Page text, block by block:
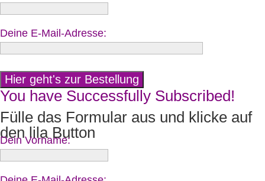
Deine E-Mail-Adresse:
You have Successfully Subscribed!
Fülle das Formular aus und klicke auf
den lila Button
Dein Vorname: